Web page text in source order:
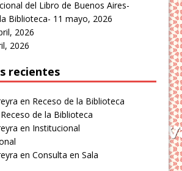
del Libro de Buenos Aires-
Biblioteca- 11 mayo, 2026
2026
2026
recientes
en Receso de la Biblioteca
Receso de la Biblioteca
en Institucional
enConsulta en Sala